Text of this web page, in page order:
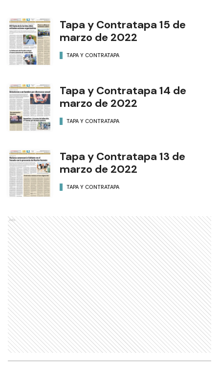
Tapa y Contratapa 15 de
marzo de 2022
TAPA Y CONTRATAPA
Tapa y Contratapa 14 de
marzo de 2022
TAPA Y CONTRATAPA
Tapa y Contratapa 13 de
marzo de 2022
TAPA Y CONTRATAPA
Ads